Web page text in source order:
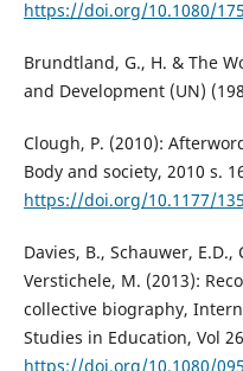
https://doi.org/10.1080/
Brundtland, G., H. & The
and Development (UN)
Clough, P. (2010):
Body and society, 2010 s.
https://doi.org/10.1177/
Davies, B., Schauwer, E.D.,
Verstichele, M. (2013):
collective biography,
Studies in Education, Vol
https://doi.org/10.1080/